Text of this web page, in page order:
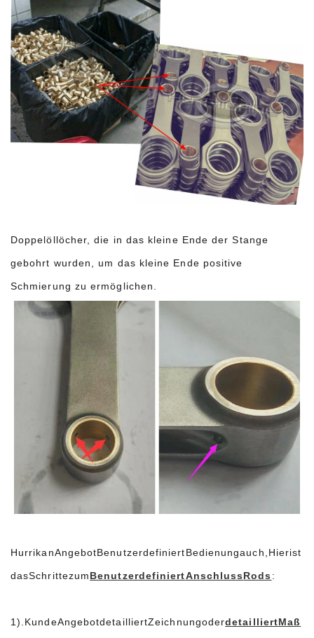
Doppelöllöcher, die in das kleine Ende der Stange
gebohrt wurden, um das kleine Ende positive
Schmierung zu ermöglichen.
HurrikanAngebotBenutzerdefiniertBedienungauch, Hierist
dasSchrittezumBenutzerdefiniertAnschlussRods :
1). KundeAngebotdetailliertZeichnungoderdetailliertMaß